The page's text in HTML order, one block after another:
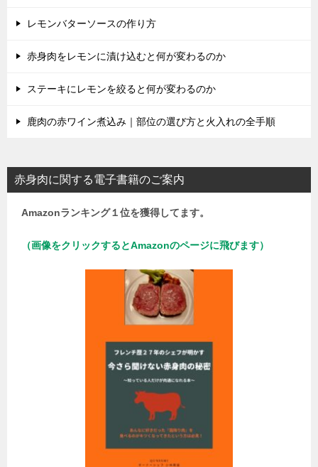
レモンバターソースの作り方
赤身肉をレモンに漬け込むと何が変わるのか
ステーキにレモンを絞ると何が変わるのか
鹿肉の赤ワイン煮込み｜部位の選び方と火入れの全手順
赤身肉に関する電子書籍のご案内
Amazonランキング１位を獲得してます。
（画像をクリックするとAmazonのページに飛びます）